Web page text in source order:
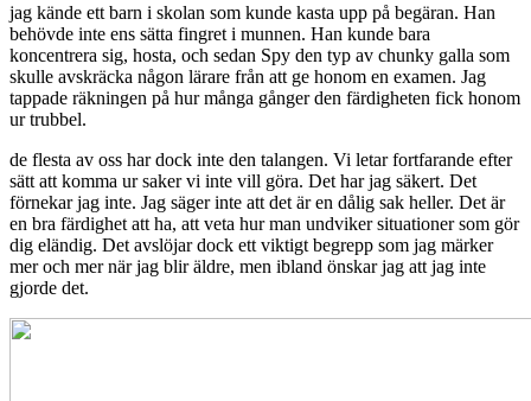
jag kände ett barn i skolan som kunde kasta upp på begäran. Han
behövde inte ens sätta fingret i munnen. Han kunde bara
koncentrera sig, hosta, och sedan Spy den typ av chunky galla som
skulle avskräcka någon lärare från att ge honom en examen. Jag
tappade räkningen på hur många gånger den färdigheten fick honom
ur trubbel.
de flesta av oss har dock inte den talangen. Vi letar fortfarande efter
sätt att komma ur saker vi inte vill göra. Det har jag säkert. Det
förnekar jag inte. Jag säger inte att det är en dålig sak heller. Det är
en bra färdighet att ha, att veta hur man undviker situationer som gör
dig eländig. Det avslöjar dock ett viktigt begrepp som jag märker
mer och mer när jag blir äldre, men ibland önskar jag att jag inte
gjorde det.